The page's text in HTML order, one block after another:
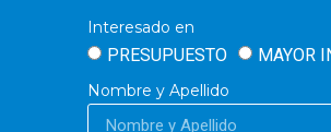
Interesado en
PRESUPUESTO MAYOR
Nombre y Apellido